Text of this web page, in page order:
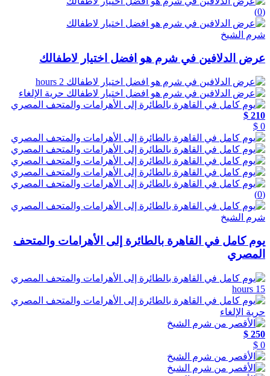
(0)
شرم الشيخ
عرض الدلافين في شرم هو افضل اختيار لاطفالك
2 hours
حرية الإلغاء
210 $
0 $
(0)
شرم الشيخ
يوم كامل في القاهرة بالطائرة إلى الأهرامات والمتحف
المصري
15 hours
حرية الإلغاء
250 $
0 $